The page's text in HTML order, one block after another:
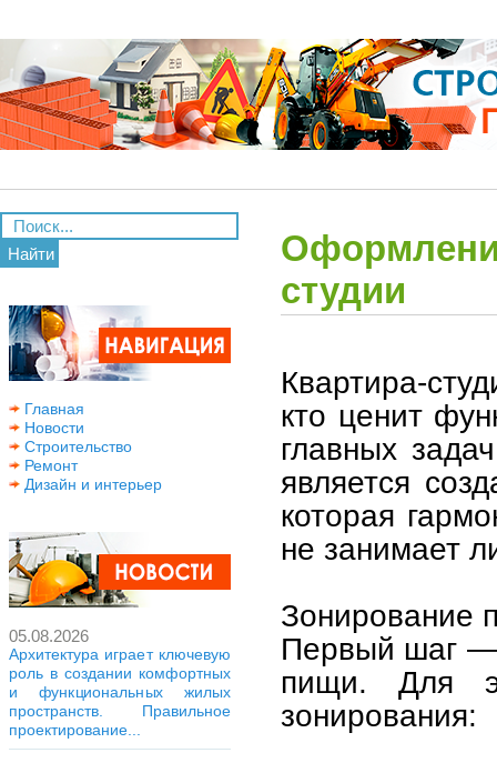
Найти
Главная
Новости
Строительство
Ремонт
Дизайн и интерьер
05.08.2026
Архитектура играет ключевую
роль в создании комфортных
и функциональных жилых
пространств. Правильное
проектирование...
студии
Квартира-
кто ценит
главных
является
которая
не занимает
Зонирование
Первый шаг —
пищи. Для
зонирования: